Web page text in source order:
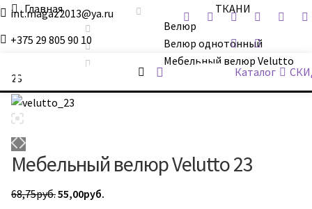
int.magaz2013@ya.ru
+375 29 805 90 10
ДримБэг.бай Каталог
Главная
ТКАНИ
Велюр
Велюр однотонный
Мебельный велюр Velutto
23
Мебельный велюр Velutto 23
68,75руб.Первоначальная
55,00руб.